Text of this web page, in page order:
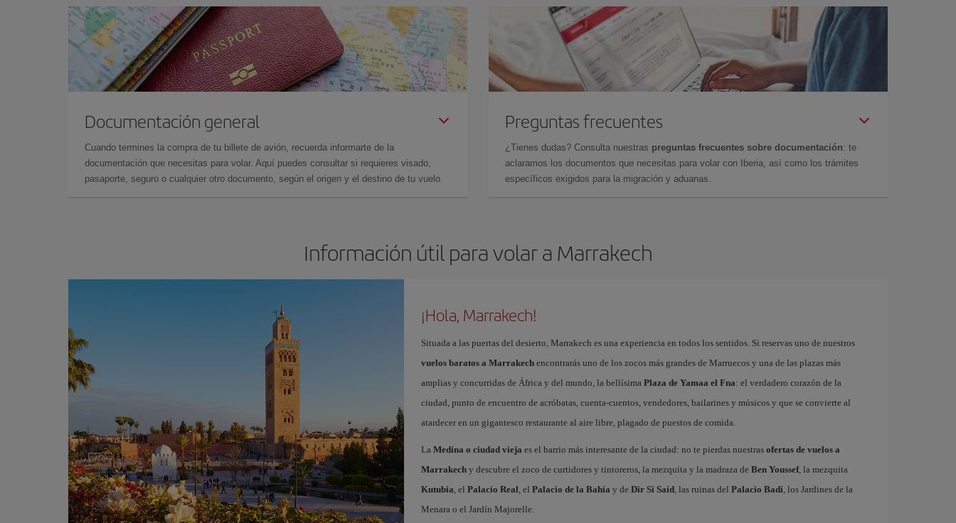
Documentación general
Cuando termines la compra de tu billete de avión, recuerda informarte de la
documentación que necesitas para volar. Aquí puedes consultar si requieres visado,
pasaporte, seguro o cualquier otro documento, según el origen y el destino de tu vuelo.
Preguntas frecuentes
¿Tienes dudas? Consulta nuestras preguntas frecuentes sobre documentación: te
aclaramos los documentos que necesitas para volar con Iberia, así como los trámites
específicos exigidos para la migración y aduanas.
Información útil para volar a Marrakech
¡Hola, Marrakech!
Situada a las puertas del desierto, Marrakech es una experiencia en todos los sentidos. Si reservas uno de nuestros
vuelos baratos a Marrakechencontrarás uno de los zocos más grandes de Marruecos y una de las plazas más
amplias y concurridas de África y del mundo, la bellísima Plaza de Yamaa el Fna: el verdadero corazón de la
ciudad, punto de encuentro de acróbatas, cuenta-cuentos, vendedores, bailarines y músicos y que se convierte al
atardecer en un gigantesco restaurante al aire libre, plagado de puestos de comida.
La Medina o ciudad vieja es el barrio más interesante de la ciudad: no te pierdas nuestras ofertas de vuelos a
Marrakechy descubre el zoco de curtidores y tintoreros, la mezquita y la madraza de Ben Youssef, la mezquita
Kutubia, el Palacio Real, el Palacio de la Bahía y de Dir Si Said, las ruinas del Palacio Badí, los Jardines de la
Menara o el Jardín Majorelle.